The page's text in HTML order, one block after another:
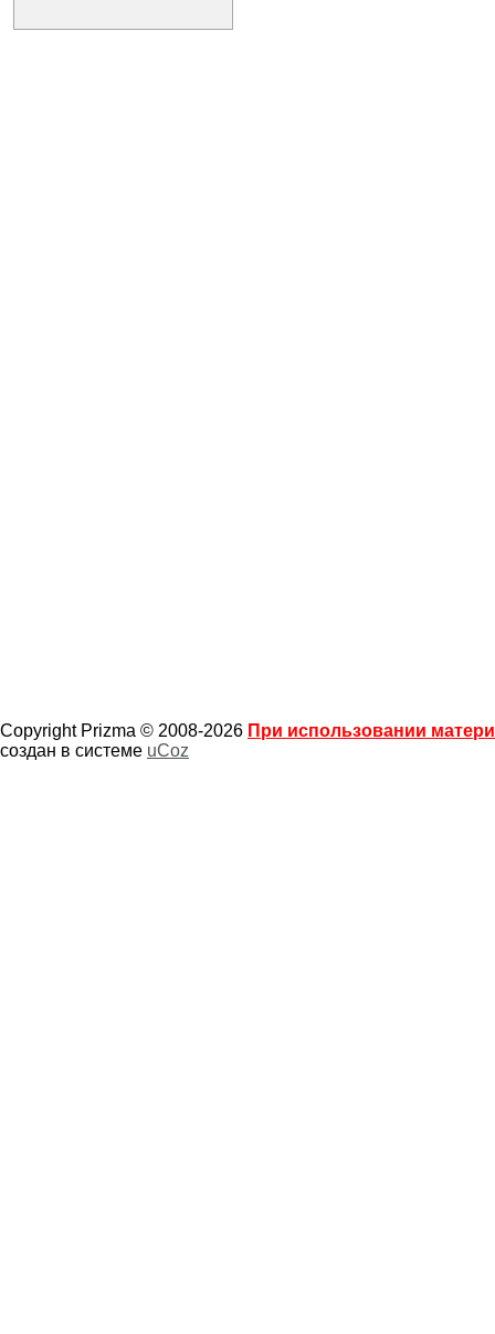
Copyright Prizma © 2008-2026 При использовании
создан в системе uCoz